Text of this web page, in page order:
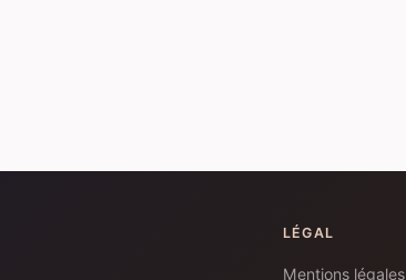
LÉGAL
Mentions légales